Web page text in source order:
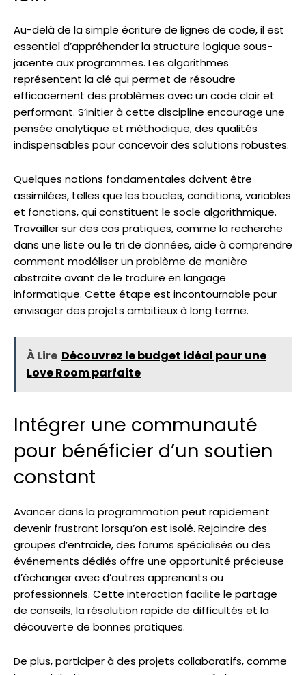
Au-delà de la simple écriture de lignes de code, il est
essentiel d’appréhender la structure logique sous-
jacente aux programmes. Les algorithmes
représentent la clé qui permet de résoudre
efficacement des problèmes avec un code clair et
performant. S’initier à cette discipline encourage une
pensée analytique et méthodique, des qualités
indispensables pour concevoir des solutions robustes.
Quelques notions fondamentales doivent être
assimilées, telles que les boucles, conditions, variables
et fonctions, qui constituent le socle algorithmique.
Travailler sur des cas pratiques, comme la recherche
dans une liste ou le tri de données, aide à comprendre
comment modéliser un problème de manière
abstraite avant de le traduire en langage
informatique. Cette étape est incontournable pour
envisager des projets ambitieux à long terme.
À Lire Découvrez le budget idéal pour une
Love Room parfaite
Intégrer une communauté
pour bénéficier d’un soutien
constant
Avancer dans la programmation peut rapidement
devenir frustrant lorsqu’on est isolé. Rejoindre des
groupes d’entraide, des forums spécialisés ou des
événements dédiés offre une opportunité précieuse
d’échanger avec d’autres apprenants ou
professionnels. Cette interaction facilite le partage
de conseils, la résolution rapide de difficultés et la
découverte de bonnes pratiques.
De plus, participer à des projets collaboratifs, comme